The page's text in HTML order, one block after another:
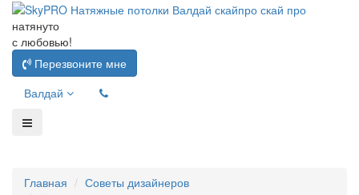
натянуто
с любовью!
Перезвоните мне
Валдай
Главная
Советы дизайнеров